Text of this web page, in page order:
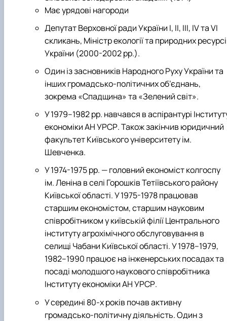
Має урядові нагороди
Депутат Верховної ради України І, ІІ, ІІІ, ІV та VI
скликань, Міністр екології та природних
України (2000-2002 рр.).
Один із засновників Народного Руху України та
інших громадсько-політичних об’єднань,
зокрема «Спадщина» та «Зелений світ».
У 1979–1982 рр. навчався в аспірантурі
економіки АН УРСР. Також закінчив юридичний
факультет Київського університету ім.
Шевченка.
У 1974-1975 рр. — головний економіст колгоспу
ім. Леніна в селі Горошків Тетіївського району
Київської області. У 1975-1978 працював
старшим економістом, старшим науковим
співробітником у київській філії Центрального
інституту агрохімічного обслуговування в
селищі Чабани Київської області. У 1978–1979,
1982–1990 працює на інженерських посадах та
посаді молодшого наукового співробітника
Інституту економіки АН УРСР.
У середині 80-х років почав активну
громадсько-політичну діяльність. Один з